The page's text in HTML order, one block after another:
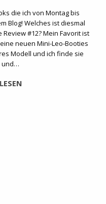
die ich von Montag bis
Blog! Welches ist diesmal
#12? Mein Favorit ist
neuen Mini-Leo-Booties
Modell und ich finde sie
und…